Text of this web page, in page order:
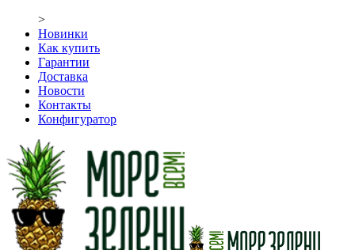
>
Новинки
Как купить
Гарантии
Доставка
Новости
Контакты
Конфигуратор